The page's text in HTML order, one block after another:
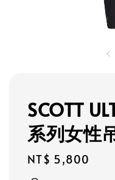
SCOTT
系列女性
Regular
price
NT$ 5,800